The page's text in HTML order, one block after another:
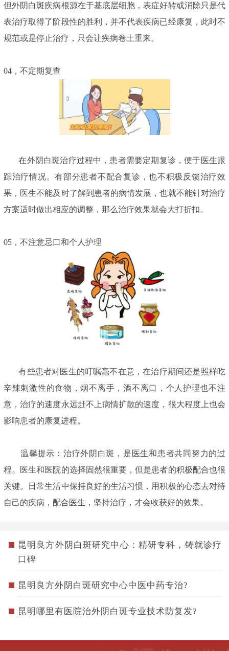
但外阴白斑疾病根源在于基底层细胞，表症好转或消除只是代
表治疗取得了阶段性的胜利，并不代表疾病已经康复，此时不
规范或是停止治疗，只会让疾病卷土重来。
04，不定期复查
在外阴白斑治疗过程中，患者需要定期复诊，便于医生跟
踪治疗情况。有部分患者不配合复诊，也不积极反馈治疗效
果，医生不能及时了解到患者的病情发展，也就不能针对治疗
方案适时做出相应的调整，那么治疗效果就会大打折扣。
05，不注意忌口和个人护理
有些患者对医生的叮嘱毫不在意，在治疗期间还是照样吃
辛辣刺激性的食物，烟不离手，酒不离口，个人护理也不注
意，治疗的速度永远赶不上病情扩散的速度，很大程度上也会
影响患者的康复进程。
温馨提示：治疗外阴白斑，是医生和患者共同努力的过
程。医生和医院的选择固然很重要，但是患者的积极配合也很
关键。日常生活中保持良好的生活习惯，用积极的心态去对待
自己的疾病，配合医生，坚持治疗，才会收获好的效果。
昆明良方外阴白斑研究中心：精研专科，铸就诊疗
口碑
昆明良方外阴白斑研究中心中医中药专治?
昆明哪里有医院治外阴白斑专业技术防复发?